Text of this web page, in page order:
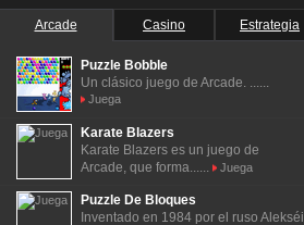
Arcade Casino Estrategia
Puzzle Bobble
Un clásico juego de Arcade. ......
Juega
Karate Blazers
Karate Blazers es un juego de
Arcade, que forma......
Juega
Puzzle De Bloques
Inventado en 1984 por el ruso Alekséi